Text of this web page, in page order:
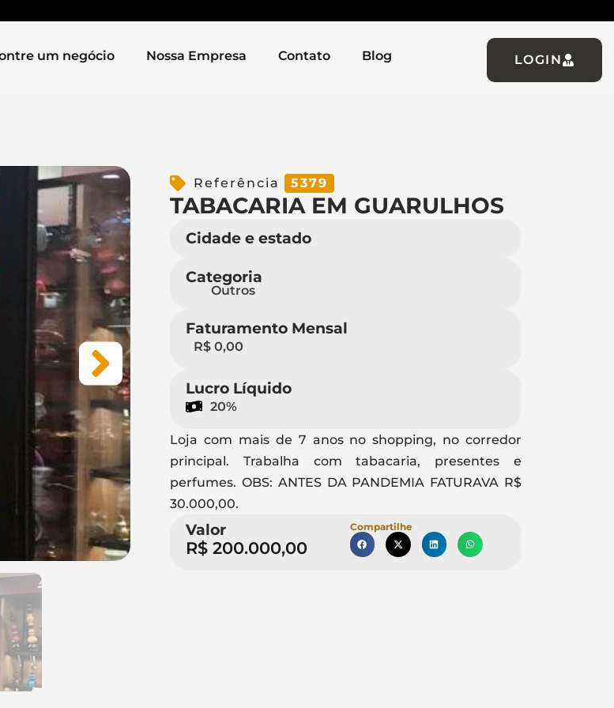
um negócio Nossa Empresa Contato Blog LOGIN
Referência 5379
TABACARIA EM GUARULHOS
Cidade e estado
Categoria
Outros
Faturamento Mensal
R$ 0,00
Lucro Líquido
20%
Loja com mais de 7 anos no shopping, no corredor
principal. Trabalha com tabacaria, presentes e
perfumes. OBS: ANTES DA PANDEMIA FATURAVA R$
30.000,00.
Valor
R$ 200.000,00
Compartilhe